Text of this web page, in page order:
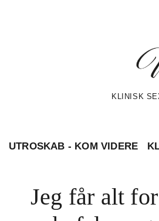
KLINISK
UTROSKAB - KOM VIDERE
Jeg får alt